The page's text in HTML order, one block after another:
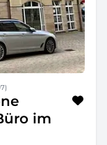
im